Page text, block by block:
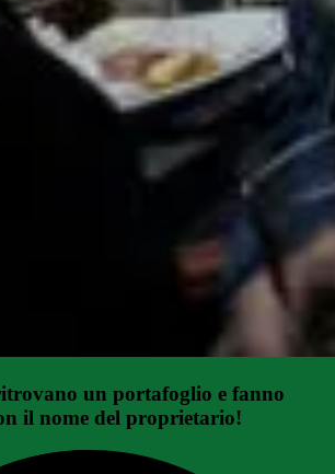
un portafoglio e fanno
il nome del proprietario!